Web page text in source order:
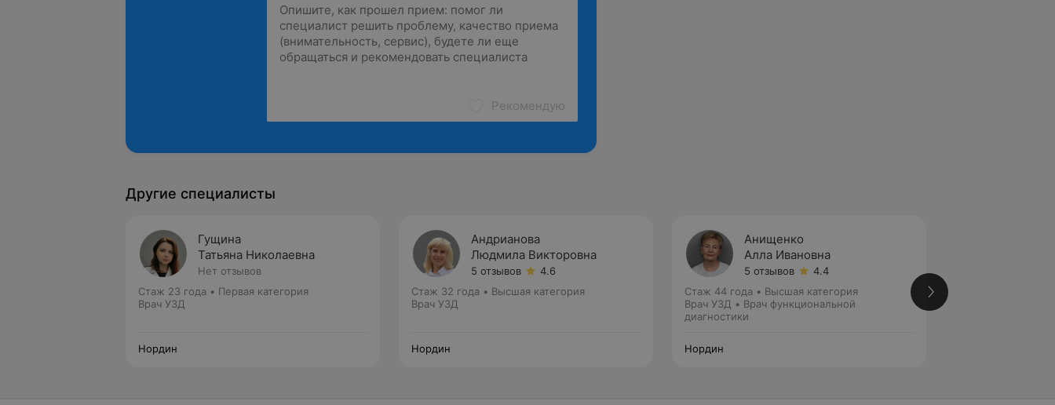
Рекомендую
Другие специалисты
Гущина
Татьяна Николаевна
Нет отзывов
Стаж 23 года • Первая категория
Врач УЗД
Нордин
Андрианова
Людмила Викторовна
5 отзывов
4.6
Стаж 32 года • Высшая категория
Врач УЗД
Нордин
Анищенко
Алла Ивановна
5 отзывов
4.4
Стаж 44 года • Высшая категория
Врач УЗД • Врач функциональной
диагностики
Нордин